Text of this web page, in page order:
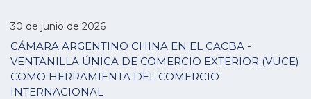
30 de junio de 2026
CÁMARA ARGENTINO CHINA EN EL CACBA -
VENTANILLA ÚNICA DE COMERCIO EXTERIOR (VUCE)
COMO HERRAMIENTA DEL COMERCIO
INTERNACIONAL